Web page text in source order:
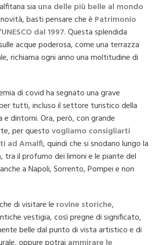
sia una delle più belle al mondo
basti pensare che è Patrimonio
dal 1997. Questa splendida
acque poderosa, come una terrazza
richiama ogni anno una moltitudine di
di covid ha segnato una grave
tutti, incluso il settore turistico della
dintorni. Ora, però, con grande
per questovogliamo consigliarti
ad Amalfi, quindi che si snodano lungo la
tra il profumo dei limoni e le piante del
a Napoli, Sorrento, Pompei e non
di visitare le rovine storiche,
vestigia, così pregne di significato,
belle dal punto di vista artistico e di